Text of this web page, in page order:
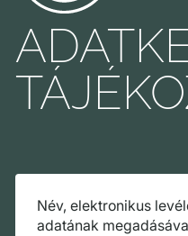
Név, elektronikus
adatának